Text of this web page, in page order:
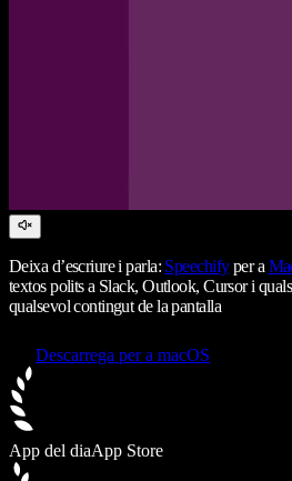
Deixa d’escriure i parla: Speechifyper a
textos polits a Slack, Outlook, Cursor i
qualsevol contingut de la pantalla
Descarrega per a macOS
App del diaApp Store